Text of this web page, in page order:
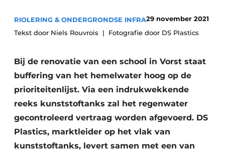
Video’s
RIOLERING & ONDERGRONDSE INFRA29 november 2021
Tekst door Niels Rouvrois
Fotografie door DS Plastics
Bij de renovatie van een school in Vorst staat
buffering van het hemelwater hoog op de
prioriteitenlijst. Via een indrukwekkende
reeks kunststoftanks zal het regenwater
gecontroleerd vertraag worden afgevoerd. DS
Plastics, marktleider op het vlak van
kunststoftanks, levert samen met een van